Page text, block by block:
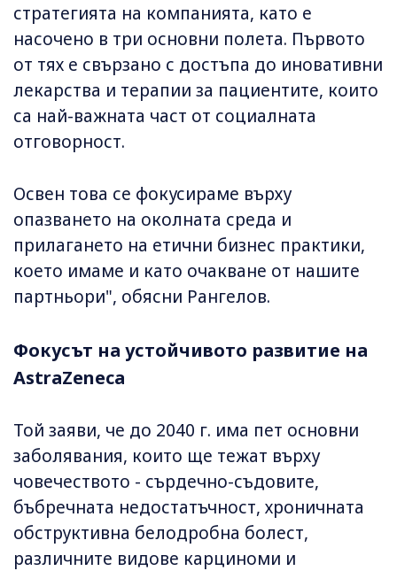
стратегията на компанията, като е
насочено в три основни полета. Първото
от тях е свързано с достъпа до иновативни
лекарства и терапии за пациентите, които
са най-важната част от социалната
отговорност.
Освен това се фокусираме върху
опазването на околната среда и
прилагането на етични бизнес практики,
което имаме и като очакване от нашите
партньори", обясни Рангелов.
Фокусът на устойчивото развитие на
AstraZeneca
Той заяви, че до 2040 г. има пет основни
заболявания, които ще тежат върху
човечеството - сърдечно-съдовите,
бъбречната недостатъчност, хроничната
обструктивна белодробна болест,
различните видове карциноми и